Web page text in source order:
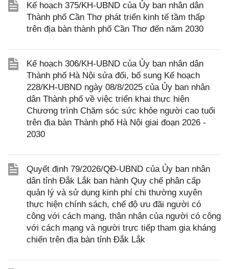
Kế hoạch 375/KH-UBND của Ủy ban nhân dân
Thành phố Cần Thơ phát triển kinh tế tầm thấp
trên địa bàn thành phố Cần Thơ đến năm 2030
Kế hoạch 306/KH-UBND của Ủy ban nhân dân
Thành phố Hà Nội sửa đổi, bổ sung Kế hoạch
228/KH-UBND ngày 08/8/2025 của Ủy ban nhân
dân Thành phố về việc triển khai thực hiện
Chương trình Chăm sóc sức khỏe người cao tuổi
trên địa bàn Thành phố Hà Nội giai đoạn 2026 -
2030
Quyết định 79/2026/QĐ-UBND của Ủy ban nhân
dân tỉnh Đắk Lắk ban hành Quy chế phân cấp
quản lý và sử dụng kinh phí chi thường xuyên
thực hiện chính sách, chế độ ưu đãi người có
công với cách mạng, thân nhân của người có công
với cách mạng và người trực tiếp tham gia kháng
chiến trên địa bàn tỉnh Đắk Lắk